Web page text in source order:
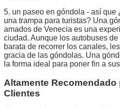
5. un paseo en góndola - así que
una trampa para turistas? Una
amados de Venecia es una
ciudad. Aunque los autobuses
barata de recorrer los canales,
gracia de las góndolas. Una
la forma ideal para poner fin a
Altamente Recomendado
Clientes